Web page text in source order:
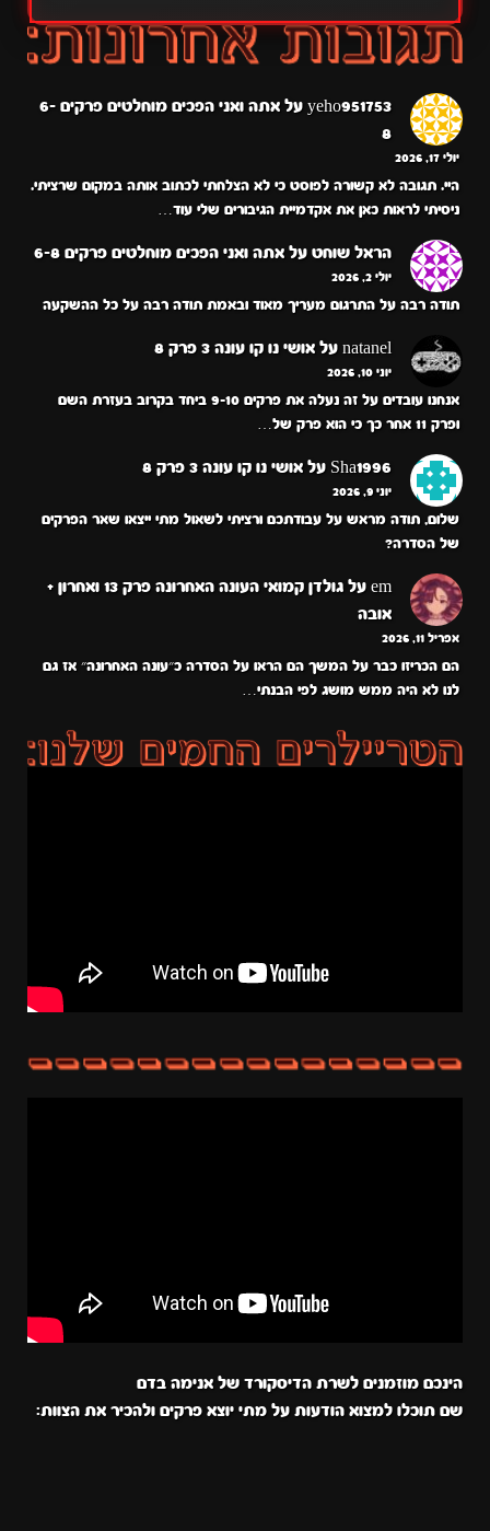
yeho951753 על
אתה ואני הפכים מוחלטים פרקים 6-
8
יולי 17, 2026
היי. תגובה לא קשורה לפוסט כי לא הצלחתי לכתוב אותה במקום שרציתי.
ניסיתי לראות כאן את אקדמיית הגיבורים שלי עוד…
הראל שוחט על אתה ואני הפכים מוחלטים פרקים 6-8
יולי 2, 2026
תודה רבה על התרגום מעריך מאוד ובאמת תודה רבה על כל ההשקעה
natanel על אושי נו קו עונה 3 פרק 8
יוני 10, 2026
אנחנו עובדים על זה נעלה את פרקים 9-10 ביחד בקרוב בעזרת השם
ופרק 11 אחר כך כי הוא פרק של…
Sha1996 על אושי נו קו עונה 3 פרק 8
יוני 9, 2026
שלום, תודה מראש על עבודתכם ורציתי לשאול מתי ייצאו שאר הפרקים
של הסדרה?
em על
גולדן קמואי העונה האחרונה פרק 13 ואחרון +
אובה
אפריל 11, 2026
הם הכריזו כבר על המשך הם הראו על הסדרה כ״עונה האחרונה״ אז גם
לנו לא היה ממש מושג לפי הבנתי…
הינכם מוזמנים לשרת הדיסקורד של אנימה בדם
שם תוכלו למצוא הודעות על מתי יוצא פרקים ולהכיר את הצוות: